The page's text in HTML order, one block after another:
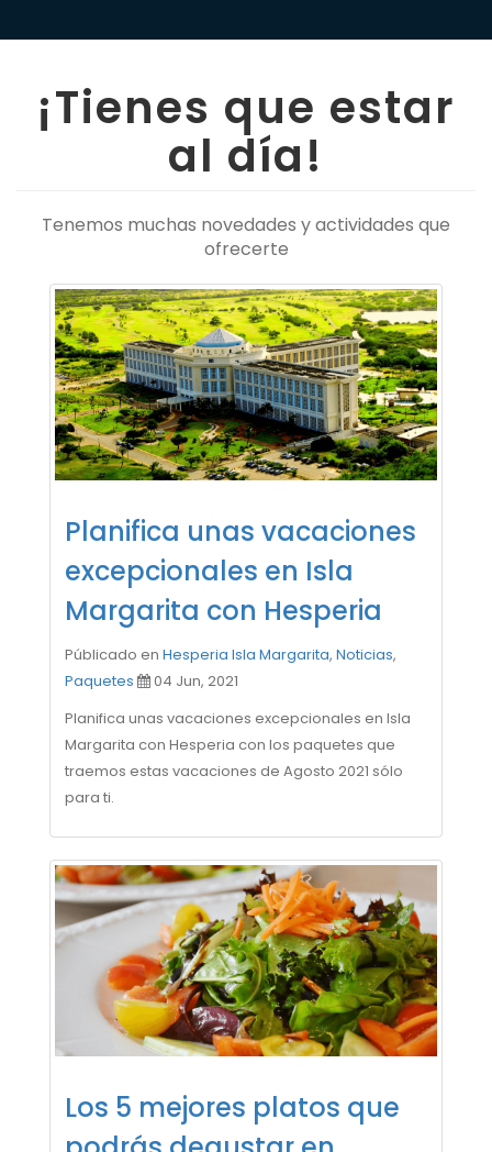
¡Tienes que estar
al día!
Tenemos muchas novedades y actividades que
ofrecerte
Planifica unas vacaciones
excepcionales en Isla
Margarita con Hesperia
Públicado en Hesperia Isla Margarita, Noticias,
Paquetes
04 Jun, 2021
Planifica unas vacaciones excepcionales en Isla
Margarita con Hesperia con los paquetes que
traemos estas vacaciones de Agosto 2021 sólo
para ti.
Los 5 mejores platos que